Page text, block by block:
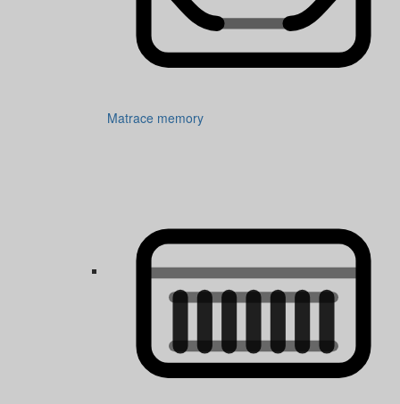
Matrace memory